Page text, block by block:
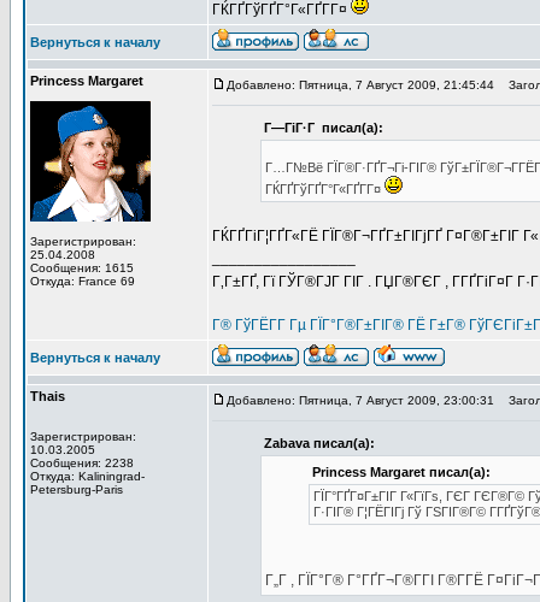
ГЌГҐГўГҐГ°Г«ГҐГ­Г¤
Вернуться к началу
Princess Margaret
Зарегистрирован:
25.04.2008
Сообщения: 1615
Откуда: France 69
Добавлено: Пятница, 7 Август 2009, 21:45:44
Г—ГіГ·Г писал(а):
Г…Г№Вё ГЇГ®Г·ГҐГ¬Гі-ГІГ®
ГЌГҐГўГҐГ°Г«ГҐГ­Г¤
ГЌГҐГіГ¦ГҐГ«ГЁ ГЇГ®Г¬ГҐГ±ГІГјГҐ Г¤Г®Г±ГІГ
Г‚Г±ГҐ, Гї ГЎГ®ГЈГ ГІГ . ГЏГ®ГЄГ , Г­ГҐГіГ¤Г
Г® ГўГЁГ­Г Гµ ГЇГ°Г®Г±ГІГ® ГЁ Г±Г®
Вернуться к началу
Thais
Зарегистрирован:
10.03.2005
Сообщения: 2238
Откуда: Kaliningrad-
Petersburg-Paris
Добавлено: Пятница, 7 Август 2009, 23:00:31
Zabava писал(а):
Princess Margaret писал(а):
ГЇГ°ГҐГ¤Г±ГІГ Г«ГїГѕ, ГЄГ ГЄГ®Г©
Г·ГІГ® Г¦ГЁГІГј Гў ГЅГІГ®Г©
Г„Г , ГЇГ°Г® Г°ГҐГ¬Г®Г­ГІ Г®Г­ГЁ